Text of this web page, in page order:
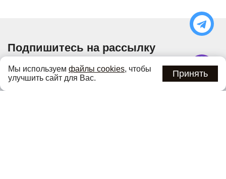
Подпишитесь на рассылку
предложениях первыми
Мы используем файлы cookies, чтобы
улучшить сайт для Вас.
Принять